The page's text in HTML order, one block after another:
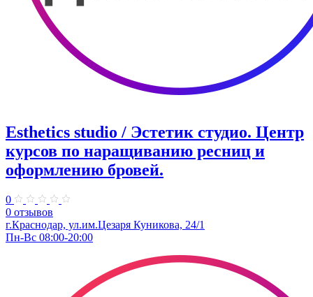
Esthetics studio / Эстетик студио. ​Центр
курсов по наращиванию ресниц и
оформлению бровей.
0
0 отзывов
г.Краснодар, ул.​им.Цезаря Куникова, 24/1
Пн-Вс 08:00-20:00